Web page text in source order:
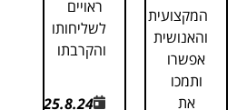
המקצועית
והאנושית
אפשרו
ותמכו
את
ראויים
לשליחותו
והקרבתו
25.8.24